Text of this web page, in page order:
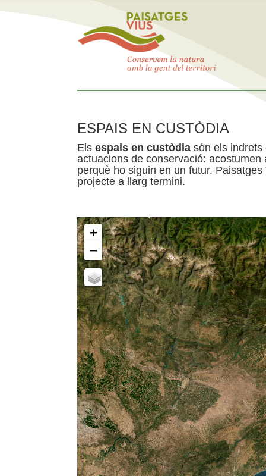
ESPAIS EN CUSTÒDIA
Els espais en custòdia són els indrets
actuacions de conservació:
perquè ho siguin en un futur.
projecte a llarg termini.
+
−